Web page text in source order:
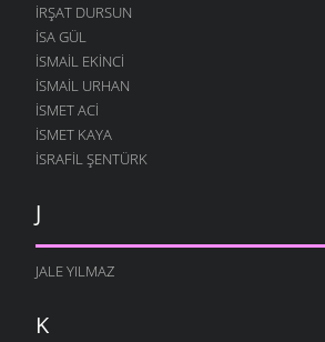
İRŞAT DURSUN
ISA GÜL
ISMAIL EKINCI
İSMAIL URHAN
İSMET ACI
ISMET KAYA
İSRAFIL ŞENTÜRK
J
JALE YILMAZ
K